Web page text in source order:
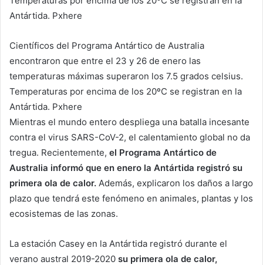
Antártida. Pxhere
Científicos del Programa Antártico de Australia
encontraron que entre el 23 y 26 de enero las
temperaturas máximas superaron los 7.5 grados celsius.
Temperaturas por encima de los 20ºC se registran en la
Antártida. Pxhere
Mientras el mundo entero despliega una batalla incesante
contra el virus SARS-CoV-2, el calentamiento global no da
tregua. Recientemente, el Programa Antártico de
Australia informó que en enero la Antártida registró su
primera ola de calor. Además, explicaron los daños a largo
plazo que tendrá este fenómeno en animales, plantas y los
ecosistemas de las zonas.
La estación Casey en la Antártida registró durante el
verano austral 2019-2020 su primera ola de calor,